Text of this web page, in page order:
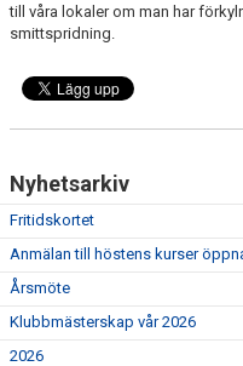
KALAS
till våra lokaler om man har
smittspridning.
Nyhetsarkiv
Fritidskortet
Anmälan till höstens kurser
Årsmöte
Klubbmästerskap vår 2026
2026